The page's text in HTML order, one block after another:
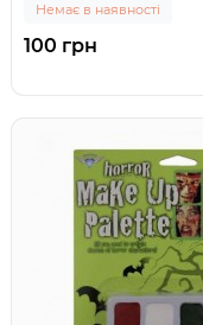
Немає в наявності
100 грн